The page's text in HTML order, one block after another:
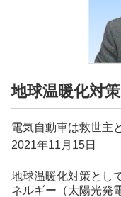
地球温暖化対策
電気自動車は救世主
2021年11月15日
地球温暖化対策とし
ネルギー（太陽光発